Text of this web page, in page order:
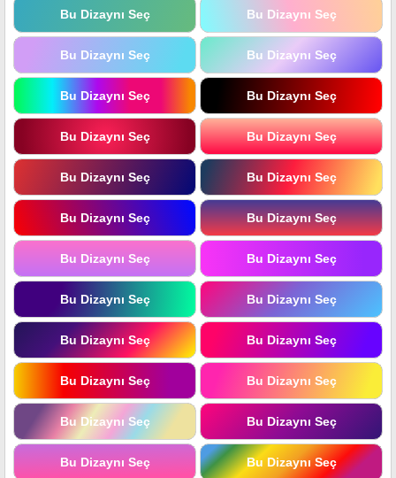
Bu Dizaynı Seç Bu Dizaynı Seç
Bu Dizaynı Seç Bu Dizaynı Seç
Bu Dizaynı Seç Bu Dizaynı Seç
Bu Dizaynı Seç Bu Dizaynı Seç
Bu Dizaynı Seç Bu Dizaynı Seç
Bu Dizaynı Seç Bu Dizaynı Seç
Bu Dizaynı Seç Bu Dizaynı Seç
Bu Dizaynı Seç Bu Dizaynı Seç
Bu Dizaynı Seç Bu Dizaynı Seç
Bu Dizaynı Seç Bu Dizaynı Seç
Bu Dizaynı Seç Bu Dizaynı Seç
Bu Dizaynı Seç Bu Dizaynı Seç